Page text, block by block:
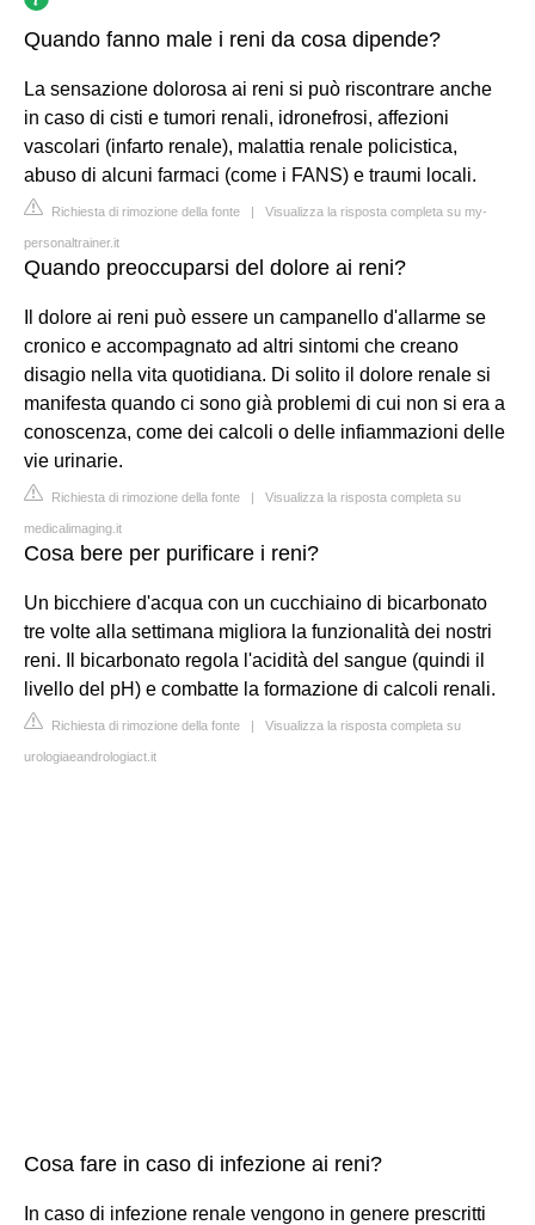
Quando fanno male i reni da cosa dipende?
La sensazione dolorosa ai reni si può riscontrare anche
in caso di cisti e tumori renali, idronefrosi, affezioni
vascolari (infarto renale), malattia renale policistica,
abuso di alcuni farmaci (come i FANS) e traumi locali.
Richiesta di rimozione della fonte | Visualizza la risposta completa su my-
personaltrainer.it
Quando preoccuparsi del dolore ai reni?
Il dolore ai reni può essere un campanello d'allarme se
cronico e accompagnato ad altri sintomi che creano
disagio nella vita quotidiana. Di solito il dolore renale si
manifesta quando ci sono già problemi di cui non si era a
conoscenza, come dei calcoli o delle infiammazioni delle
vie urinarie.
Richiesta di rimozione della fonte | Visualizza la risposta completa su
medicalimaging.it
Cosa bere per purificare i reni?
Un bicchiere d'acqua con un cucchiaino di bicarbonato
tre volte alla settimana migliora la funzionalità dei nostri
reni. Il bicarbonato regola l'acidità del sangue (quindi il
livello del pH) e combatte la formazione di calcoli renali.
Richiesta di rimozione della fonte | Visualizza la risposta completa su
urologiaeandrologiact.it
Cosa fare in caso di infezione ai reni?
In caso di infezione renale vengono in genere prescritti